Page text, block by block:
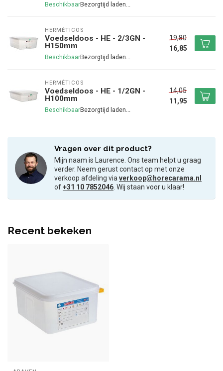
Beschikbaar
HERMÉTICOS
Voedseldoos - HE - 2/3GN -
H150mm
Beschikbaar
19,80
16,85
HERMÉTICOS
Voedseldoos - HE - 1/2GN -
H100mm
Beschikbaar
14,05
11,95
Vragen over dit product?
Mijn naam is Laurence. Ons team helpt u graag
verder. Neem gerust contact op met onze
verkoop afdeling viaverkoop@horecarama.nl
of+31 10 7852046. Wij staan voor u klaar!
Recent bekeken